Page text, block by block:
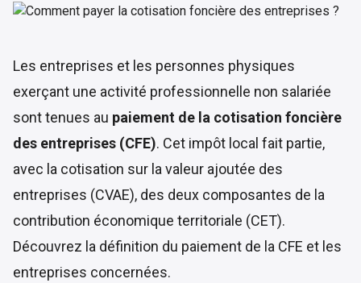
Les entreprises et les personnes physiques
exerçant une activité professionnelle non salariée
sont tenues au paiement de la cotisation foncière
des entreprises (CFE). Cet impôt local fait partie,
avec la cotisation sur la valeur ajoutée des
entreprises (CVAE), des deux composantes de la
contribution économique territoriale (CET).
Découvrez la définition du paiement de la CFE et les
entreprises concernées.